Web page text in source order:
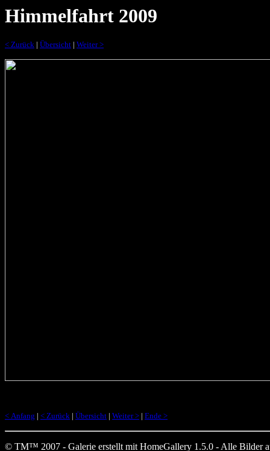
Himmelfahrt 2009
< Zurück | Übersicht | Weiter >
< Anfang | < Zurück | Übersicht | Weiter > | Ende >
© TM™ 2007 - Galerie erstellt mit HomeGallery 1.5.0 - Alle Bilder